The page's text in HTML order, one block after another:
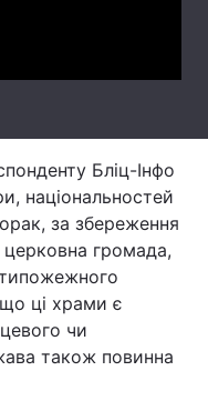
Бліц-Інфо
національностей
за збереження
церковна громада,
ці храми є
чи
також повинна